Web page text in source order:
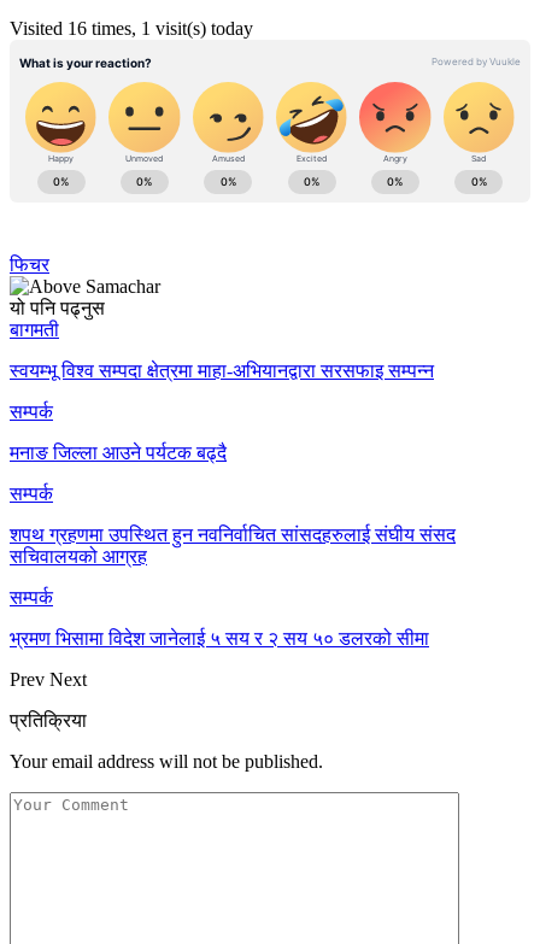
Visited 16 times, 1 visit(s) today
फिचर
यो पनि पढ्नुस
बागमती
स्वयम्भू विश्व सम्पदा क्षेत्रमा माहा-अभियानद्वारा सरसफाइ सम्पन्न
सम्पर्क
मनाङ जिल्ला आउने पर्यटक बढ्दै
सम्पर्क
शपथ ग्रहणमा उपस्थित हुन नवनिर्वाचित सांसदहरुलाई संघीय संसद
सचिवालयको आग्रह
सम्पर्क
भ्रमण भिसामा विदेश जानेलाई ५ सय र २ सय ५० डलरको सीमा
Prev Next
प्रतिक्रिया
Your email address will not be published.